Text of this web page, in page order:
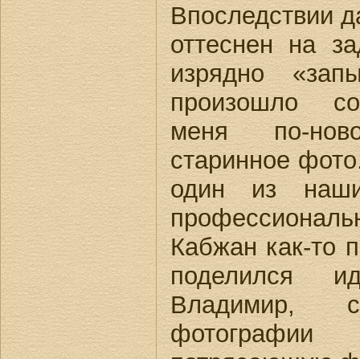
Впоследствии
оттеснен на
изрядно
произошло
меня по-
старинное
один из
Кабжан как-то
поделился
Владимир,